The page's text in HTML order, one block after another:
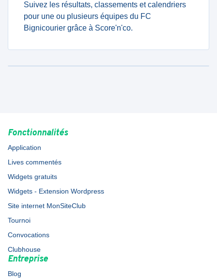
Suivez les résultats, classements et calendriers
pour une ou plusieurs équipes du FC
Bignicourier grâce à Score'n'co.
Fonctionnalités
Application
Lives commentés
Widgets gratuits
Widgets - Extension Wordpress
Site internet MonSiteClub
Tournoi
Convocations
Clubhouse
Entreprise
Blog